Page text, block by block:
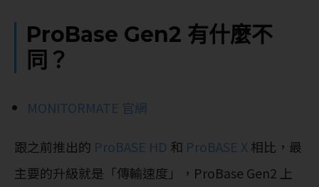
ProBase Gen2 有什麼不
同？
MONITORMATE 官網
跟之前推出的 ProBASE HD 和 ProBASE X 相比，最
主要的升級就是「傳輸速度」，ProBase Gen2 上